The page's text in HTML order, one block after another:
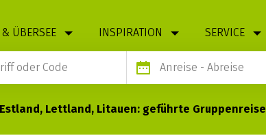
ÜBERSEE INSPIRATION SERVICE
Anreise - Abreise
Estland, Lettland, Litauen: geführte Gruppenreise